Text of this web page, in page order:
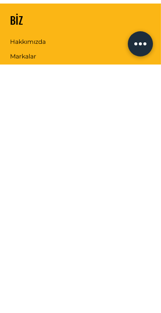
BİZ
Hakkımızda
Markalar